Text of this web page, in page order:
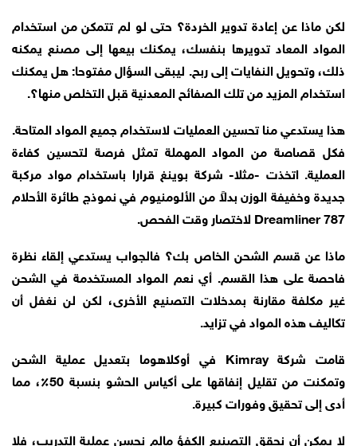
لكن ماذا عن إعادة تدوير الخردة؟ حتى لو لم تتمكن من استخدام
المواد المعاد تدويرها بنفسك، يمكنك بيعها إلى مصنع يمكنه
ذلك، وتحويل النفايات إلى ربح. ليبقى السؤال مفتوحا: هل يمكنك
استخدام المزيد من تلك الصفائح المعدنية قبل التخلص منها؟.
هذا يستدعي منا تحسين العمليات لاستخدام جميع المواد المتاحة.
فكل قصاصة من المواد المهملة تمثل فرصة لتحسين كفاءة
العملية. اتخذت -مثلا- شركة بوينغ قرارا باستخدام مواد مركبة
جديدة وخفيفة الوزن بدلاً من الألومنيوم في نموذج طائرة الأحلام
787 Dreamliner لاختصار وقت الفحص.
ماذا عن قسم الشحن الخاص بك؟ فالجواب يستدعي إلقاء نظرة
فاحصة على هذا القسم. أي نعم المواد المستخدمة في الشحن
غير مكلفة مقارنة بمدخلات التصنيع الأخرى، لكن لن نغفل أن
تكاليف هذه المواد في تزايد.
قامت شركة Kimray في أوكلاهوما بتعديل عملية الشحن
وتمكنت من تقليل إنفاقها على أكياس الحشو بنسبة 50٪، مما
أدى إلى تحقيق وفورات كبيرة.
لا يمكن أن نحقق التصنيع الكفؤ مالم نحسن عملية التدريب، فلا